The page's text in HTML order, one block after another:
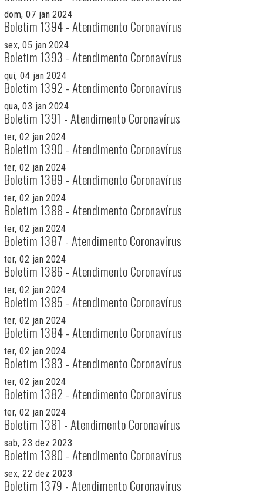
dom, 07 jan 2024
Boletim 1394 - Atendimento Coronavírus
sex, 05 jan 2024
Boletim 1393 - Atendimento Coronavírus
qui, 04 jan 2024
Boletim 1392 - Atendimento Coronavírus
qua, 03 jan 2024
Boletim 1391 - Atendimento Coronavírus
ter, 02 jan 2024
Boletim 1390 - Atendimento Coronavírus
ter, 02 jan 2024
Boletim 1389 - Atendimento Coronavírus
ter, 02 jan 2024
Boletim 1388 - Atendimento Coronavírus
ter, 02 jan 2024
Boletim 1387 - Atendimento Coronavírus
ter, 02 jan 2024
Boletim 1386 - Atendimento Coronavírus
ter, 02 jan 2024
Boletim 1385 - Atendimento Coronavírus
ter, 02 jan 2024
Boletim 1384 - Atendimento Coronavírus
ter, 02 jan 2024
Boletim 1383 - Atendimento Coronavírus
ter, 02 jan 2024
Boletim 1382 - Atendimento Coronavírus
ter, 02 jan 2024
Boletim 1381 - Atendimento Coronavírus
sab, 23 dez 2023
Boletim 1380 - Atendimento Coronavírus
sex, 22 dez 2023
Boletim 1379 - Atendimento Coronavírus